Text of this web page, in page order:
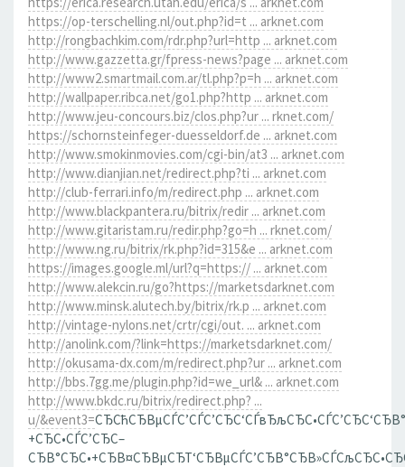
https://op-terschelling.nl/out.php?id=t ... arknet.com
http://rongbachkim.com/rdr.php?url=http ... arknet.com
http://www.gazzetta.gr/fpress-news?page ... arknet.com
http://www2.smartmail.com.ar/tl.php?p=h ... arknet.com
http://wallpaper.ribca.net/go1.php?http ... arknet.com
http://www.jeu-concours.biz/clos.php?ur ... rknet.com/
https://schornsteinfeger-duesseldorf.de ... arknet.com
http://www.smokinmovies.com/cgi-bin/at3 ... arknet.com
http://www.dianjian.net/redirect.php?ti ... arknet.com
http://club-ferrari.info/m/redirect.php ... arknet.com
http://www.blackpantera.ru/bitrix/redir ... arknet.com
http://www.gitaristam.ru/redir.php?go=h ... rknet.com/
http://www.ng.ru/bitrix/rk.php?id=315&e ... arknet.com
https://images.google.ml/url?q=https:// ... arknet.com
http://www.alekcin.ru/go?https://marketsdarknet.com
http://www.minsk.alutech.by/bitrix/rk.p ... arknet.com
http://vintage-nylons.net/crtr/cgi/out. ... arknet.com
http://anolink.com/?link=https://marketsdarknet.com/
http://okusama-dx.com/m/redirect.php?ur ... arknet.com
http://bbs.7gg.me/plugin.php?id=we_url& ... arknet.com
http://www.bkdc.ru/bitrix/redirect.php? ...
u/&event3=
+СЂС•СЃС’СЂС–